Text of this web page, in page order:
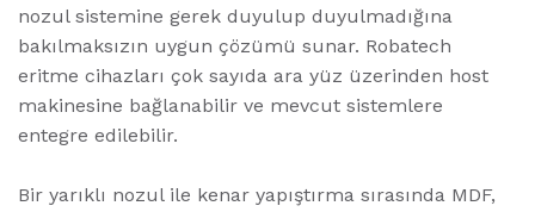
nozul sistemine gerek duyulup duyulmadığına
bakılmaksızın uygun çözümü sunar. Robatech
eritme cihazları çok sayıda ara yüz üzerinden host
makinesine bağlanabilir ve mevcut sistemlere
entegre edilebilir.
Bir yarıklı nozul ile kenar yapıştırma sırasında MDF,